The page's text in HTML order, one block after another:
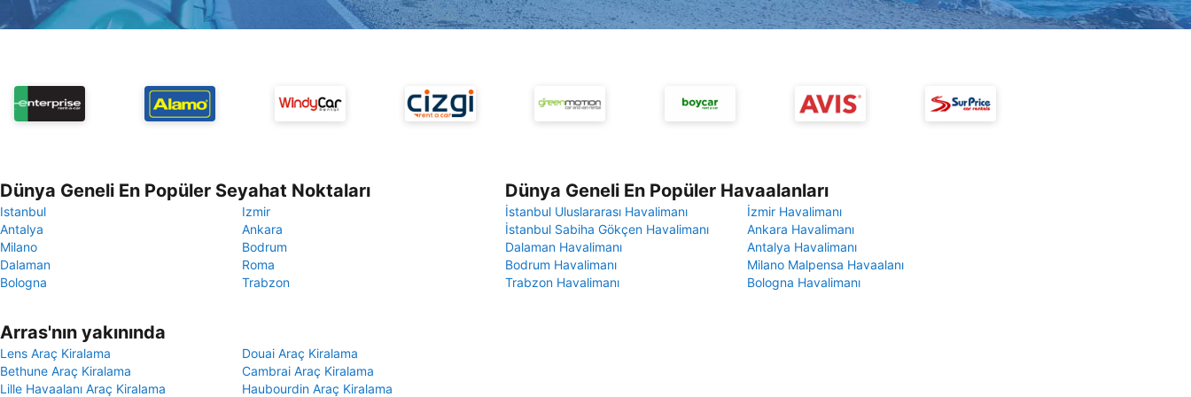
Dünya Geneli En Popüler Seyahat Noktaları
Istanbul
Izmir
Antalya
Ankara
Milano
Bodrum
Dalaman
Roma
Bologna
Trabzon
Dünya Geneli En Popüler Havaalanları
İstanbul Uluslararası Havalimanı
İzmir Havalimanı
İstanbul Sabiha Gökçen Havalimanı
Ankara Havalimanı
Dalaman Havalimanı
Antalya Havalimanı
Bodrum Havalimanı
Milano Malpensa Havaalanı
Trabzon Havalimanı
Bologna Havalimanı
Arras'nın yakınında
Lens Araç Kiralama
Douai Araç Kiralama
Bethune Araç Kiralama
Cambrai Araç Kiralama
Lille Havaalanı Araç Kiralama
Haubourdin Araç Kiralama